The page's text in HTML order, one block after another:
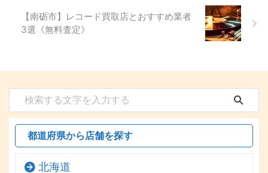
【南砺市】レコード買取店とおすすめ業者
3選《無料査定》
都道府県から店舗を探す
北海道